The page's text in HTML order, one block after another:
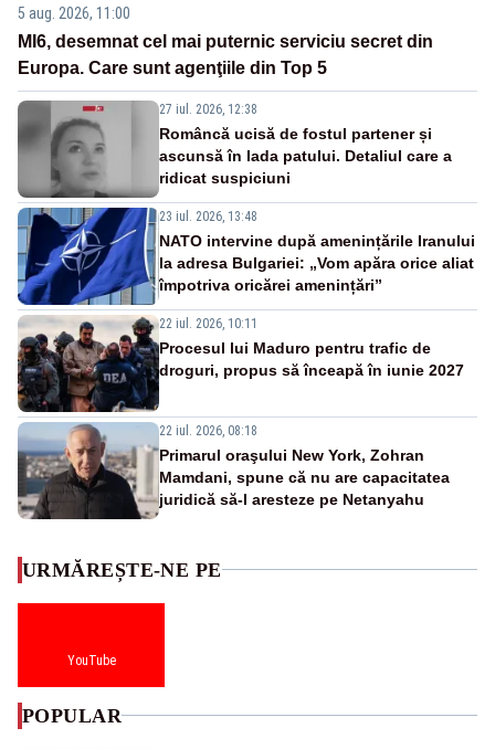
5 aug. 2026, 11:00
MI6, desemnat cel mai puternic serviciu secret din
Europa. Care sunt agenţiile din Top 5
27 iul. 2026, 12:38
Româncă ucisă de fostul partener și
ascunsă în lada patului. Detaliul care a
ridicat suspiciuni
23 iul. 2026, 13:48
NATO intervine după amenințările Iranului
la adresa Bulgariei: „Vom apăra orice aliat
împotriva oricărei amenințări”
22 iul. 2026, 10:11
Procesul lui Maduro pentru trafic de
droguri, propus să înceapă în iunie 2027
22 iul. 2026, 08:18
Primarul oraşului New York, Zohran
Mamdani, spune că nu are capacitatea
juridică să-l aresteze pe Netanyahu
URMĂREȘTE-NE PE
YouTube
POPULAR